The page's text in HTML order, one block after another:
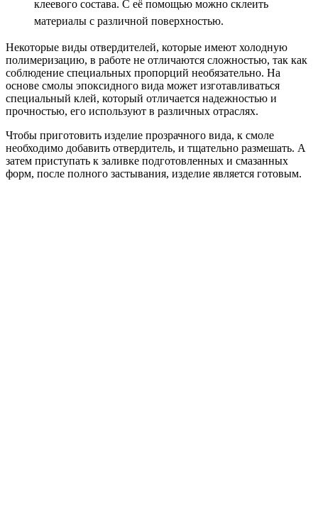
клеевого состава. С её помощью можно склеить
материалы с различной поверхностью.
Некоторые виды отвердителей, которые имеют холодную
полимеризацию, в работе не отличаются сложностью, так как
соблюдение специальных пропорций необязательно. На
основе смолы эпоксидного вида может изготавливаться
специальный клей, который отличается надежностью и
прочностью, его используют в различных отраслях.
Чтобы приготовить изделие прозрачного вида, к смоле
необходимо добавить отвердитель, и тщательно размешать. А
затем приступать к заливке подготовленных и смазанных
форм, после полного застывания, изделие является готовым.